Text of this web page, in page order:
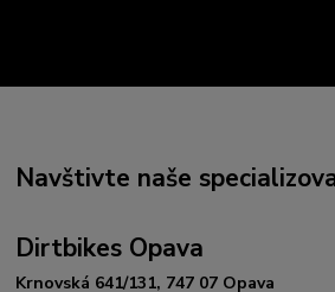
Navštivte naše
Dirtbikes Opava
Krnovská 641/131, 747 07 Opava